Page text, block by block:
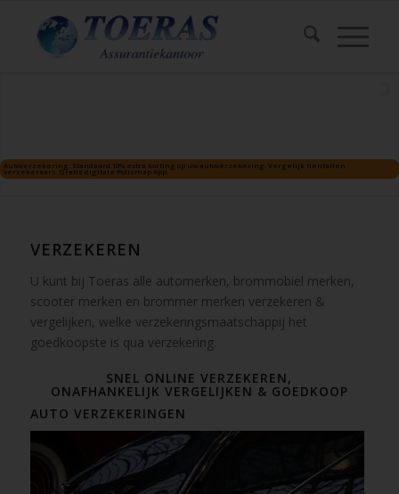
VERZEKEREN
U kunt bij Toeras alle automerken, brommobiel merken,
scooter merken en brommer merken verzekeren &
vergelijken, welke verzekeringsmaatschappij het
goedkoopste is qua verzekering.
SNEL ONLINE VERZEKEREN,
ONAFHANKELIJK VERGELIJKEN & GOEDKOOP
AUTO VERZEKERINGEN